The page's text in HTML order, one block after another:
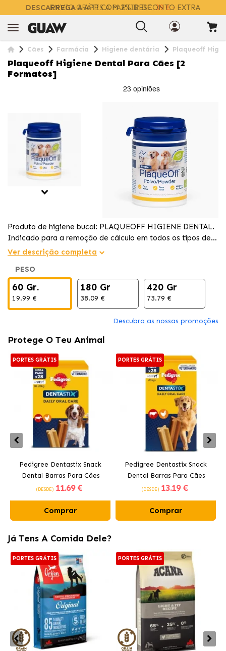
DESCARREGAA APP COM 2% DESCONTO EXTRA
Cães Farmácia Higiene dentária Plaqueoff
Plaqueoff Higiene Dental Para Cães [2
Formatos]
Produto de higiene bucal: PLAQUEOFF HIGIENE DENTAL.
Indicado para a remoção de cálculo em todos os tipos de
cães.
Ver descrição completa
PESO
60 Gr.
19.99 €
180 Gr
38.09 €
420 Gr
73.79 €
Descubra as nossas promoções
Protege O Teu Animal
PORTES GRÁTIS
Pedigree Dentastix Snack
Dental Barras Para Cães
Médios 10-25 kg
(DESDE) 11.69 €
Comprar
PORTES GRÁTIS
Pedigree Dentastix Snack
Dental Barras Para Cães
Grandes +25 kg
(DESDE) 13.19 €
Comprar
Já Tens A Comida Dele?
PORTES GRÁTIS PORTES GRÁTIS